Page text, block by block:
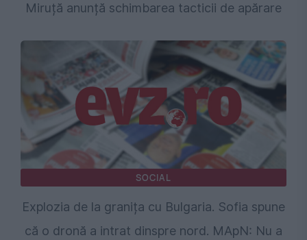
Miruță anunță schimbarea tacticii de apărare
SOCIAL
Explozia de la granița cu Bulgaria. Sofia spune
că o dronă a intrat dinspre nord. MApN: Nu a